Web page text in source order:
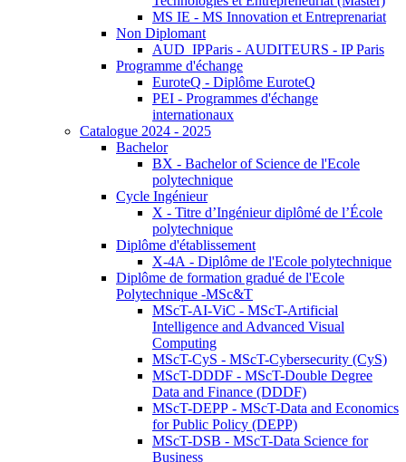
MS IE - MS Innovation et Entreprenariat
Non Diplomant
AUD_IPParis - AUDITEURS - IP Paris
Programme d'échange
EuroteQ - Diplôme EuroteQ
PEI - Programmes d'échange
internationaux
Catalogue 2024 - 2025
Bachelor
BX - Bachelor of Science de l'Ecole
polytechnique
Cycle Ingénieur
X - Titre d’Ingénieur diplômé de l’École
polytechnique
Diplôme d'établissement
X-4A - Diplôme de l'Ecole polytechnique
Diplôme de formation gradué de l'Ecole
Polytechnique -MSc&T
MScT-AI-ViC - MScT-Artificial
Intelligence and Advanced Visual
Computing
MScT-CyS - MScT-Cybersecurity (CyS)
MScT-DDDF - MScT-Double Degree
Data and Finance (DDDF)
MScT-DEPP - MScT-Data and Economics
for Public Policy (DEPP)
MScT-DSB - MScT-Data Science for
Business